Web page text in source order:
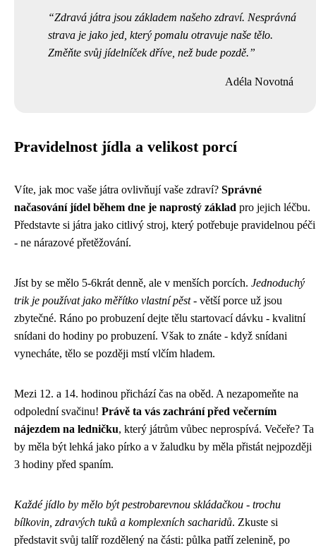
Zdravá játra jsou základem našeho zdraví. Nesprávná
strava je jako jed, který pomalu otravuje naše tělo.
Změňte svůj jídelníček dříve, než bude pozdě.
Adéla Novotná
Pravidelnost jídla a velikost porcí
Víte, jak moc vaše játra ovlivňují vaše zdraví? Správné
načasování jídel během dne je naprostý základ pro jejich léčbu.
Představte si játra jako citlivý stroj, který potřebuje pravidelnou péči
- ne nárazové přetěžování.
Jíst by se mělo 5-6krát denně, ale v menších porcích. Jednoduchý
trik je používat jako měřítko vlastní pěst- větší porce už jsou
zbytečné. Ráno po probuzení dejte tělu startovací dávku - kvalitní
snídani do hodiny po probuzení. Však to znáte - když snídani
vynecháte, tělo se později mstí vlčím hladem.
Mezi 12. a 14. hodinou přichází čas na oběd. A nezapomeňte na
odpolední svačinu! Právě ta vás zachrání před večerním
nájezdem na ledničku, který játrům vůbec neprospívá. Večeře? Ta
by měla být lehká jako pírko a v žaludku by měla přistát nejpozději
3 hodiny před spaním.
Každé jídlo by mělo být pestrobarevnou skládačkou - trochu
bílkovin, zdravých tuků a komplexních sacharidů. Zkuste si
představit svůj talíř rozdělený na části: půlka patří zelenině, po